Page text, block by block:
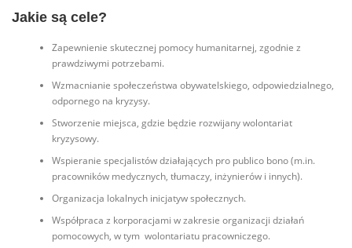
Jakie są cele?
Zapewnienie skutecznej pomocy humanitarnej, zgodnie z
prawdziwymi potrzebami.
Wzmacnianie społeczeństwa obywatelskiego, odpowiedzialnego,
odpornego na kryzysy.
Stworzenie miejsca, gdzie będzie rozwijany wolontariat
kryzysowy.
Wspieranie specjalistów działających pro publico bono (m.in.
pracowników medycznych, tłumaczy, inżynierów i innych).
Organizacja lokalnych inicjatyw społecznych.
Współpraca z korporacjami w zakresie organizacji działań
pomocowych, w tym wolontariatu pracowniczego.